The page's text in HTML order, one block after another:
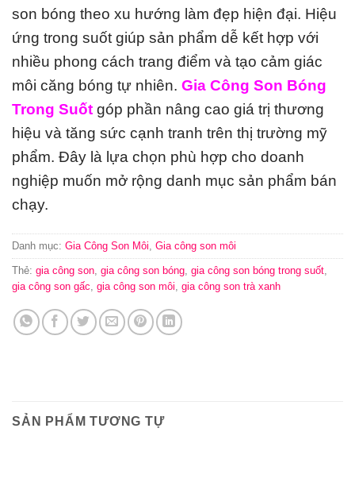
son bóng theo xu hướng làm đẹp hiện đại. Hiệu
ứng trong suốt giúp sản phẩm dễ kết hợp với
nhiều phong cách trang điểm và tạo cảm giác
môi căng bóng tự nhiên. Gia Công Son Bóng
Trong Suốt góp phần nâng cao giá trị thương
hiệu và tăng sức cạnh tranh trên thị trường mỹ
phẩm. Đây là lựa chọn phù hợp cho doanh
nghiệp muốn mở rộng danh mục sản phẩm bán
chạy.
Danh mục: Gia Công Son Môi, Gia công son môi
Thẻ: gia công son, gia công son bóng, gia công son bóng trong suốt,
gia công son gấc, gia công son môi, gia công son trà xanh
SẢN PHẨM TƯƠNG TỰ